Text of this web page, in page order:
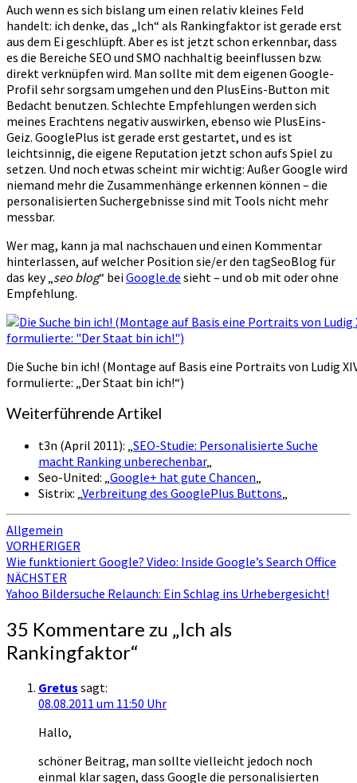
Auch wenn es sich bislang um einen relativ kleines Feld
handelt: ich denke, das „Ich“ als Rankingfaktor ist gerade erst
aus dem Ei geschlüpft. Aber es ist jetzt schon erkennbar, dass
es die Bereiche SEO und SMO nachhaltig beeinflussen bzw.
direkt verknüpfen wird. Man sollte mit dem eigenen Google-
Profil sehr sorgsam umgehen und den PlusEins-Button mit
Bedacht benutzen. Schlechte Empfehlungen werden sich
meines Erachtens negativ auswirken, ebenso wie PlusEins-
Geiz. GooglePlus ist gerade erst gestartet, und es ist
leichtsinnig, die eigene Reputation jetzt schon aufs Spiel zu
setzen. Und noch etwas scheint mir wichtig: Außer Google wird
niemand mehr die Zusammenhänge erkennen können – die
personalisierten Suchergebnisse sind mit Tools nicht mehr
messbar.
Wer mag, kann ja mal nachschauen und einen Kommentar
hinterlassen, auf welcher Position sie/er den tagSeoBlog für
das key „ seo blog“ beiGoogle.de sieht – und ob mit oder ohne
Empfehlung.
Die Suche bin ich! (Montage auf Basis eine Portraits von Ludig
formulierte: „Der Staat bin ich!“)
Weiterführende Artikel
t3n (April 2011): „SEO-Studie: Personalisierte Suche
macht Ranking unberechenbar„
Seo-United: „Google+ hat gute Chancen„
Sistrix: „Verbreitung des GooglePlus Buttons„
Allgemein
Beitragsnavigation
VORHERIGER
Wie funktioniert Google? Video: Inside Google’s Search Office
NÄCHSTER
Yahoo Bildersuche Relaunch: Ein Schlag ins Urhebergesicht!
35 Kommentare zu „Ich als
Rankingfaktor“
Gretus sagt:
08.08.2011 um 11:50 Uhr
Hallo,
schöner Beitrag, man sollte vielleicht jedoch noch
einmal klar sagen, dass Google die personalisierten